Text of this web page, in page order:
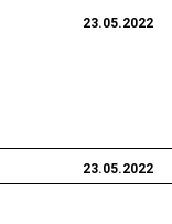
23.05.2022
23.05.2022